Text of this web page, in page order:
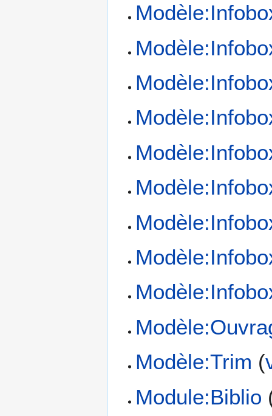
Modèle:Trim (
Module:Biblio